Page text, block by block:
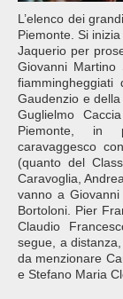
L’elenco dei
Piemonte. Si
Jaquerio per
Giovanni
Gaudenzio e
Guglielmo
Piemonte, in
caravaggesco
(quanto del
Caravoglia,
vanno a
Bortoloni. Pier
Claudio
segue, a
da menzionare
e Stefano Maria